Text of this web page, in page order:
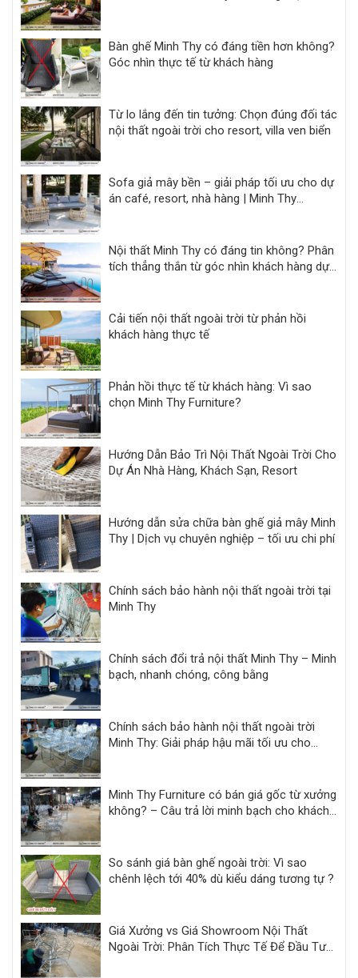
Bàn ghế Minh Thy có đáng tiền hơn không?
Góc nhìn thực tế từ khách hàng
Từ lo lắng đến tin tưởng: Chọn đúng đối tác
nội thất ngoài trời cho resort, villa ven biển
Sofa giả mây bền – giải pháp tối ưu cho dự
án café, resort, nhà hàng | Minh Thy
Nội thất Minh Thy có đáng tin không? Phân
tích thẳng thắn từ góc nhìn khách hàng dự
Cải tiến nội thất ngoài trời từ phản hồi
khách hàng thực tế
Phản hồi thực tế từ khách hàng: Vì sao
chọn Minh Thy Furniture?
Hướng Dẫn Bảo Trì Nội Thất Ngoài Trời Cho
Dự Án Nhà Hàng, Khách Sạn, Resort
Hướng dẫn sửa chữa bàn ghế giả mây Minh
Thy | Dịch vụ chuyên nghiệp – tối ưu chi phí
Chính sách bảo hành nội thất ngoài trời tại
Minh Thy
Chính sách đổi trả nội thất Minh Thy – Minh
bạch, nhanh chóng, công bằng
Chính sách bảo hành nội thất ngoài trời
Minh Thy: Giải pháp hậu mãi tối ưu cho
Minh Thy Furniture có bán giá gốc từ xưởng
không? – Câu trả lời minh bạch cho khách
So sánh giá bàn ghế ngoài trời: Vì sao
chênh lệch tới 40% dù kiểu dáng tương tự ?
Giá Xưởng vs Giá Showroom Nội Thất
Ngoài Trời: Phân Tích Thực Tế Để Đầu Tư